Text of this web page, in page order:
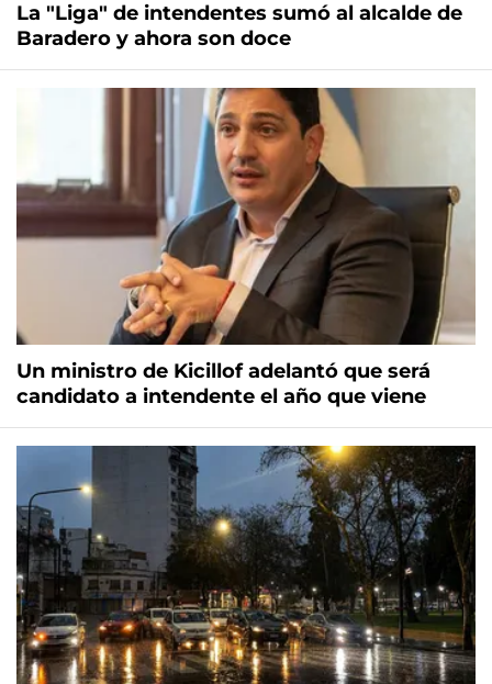
La "Liga" de intendentes sumó al alcalde de
Baradero y ahora son doce
Un ministro de Kicillof adelantó que será
candidato a intendente el año que viene